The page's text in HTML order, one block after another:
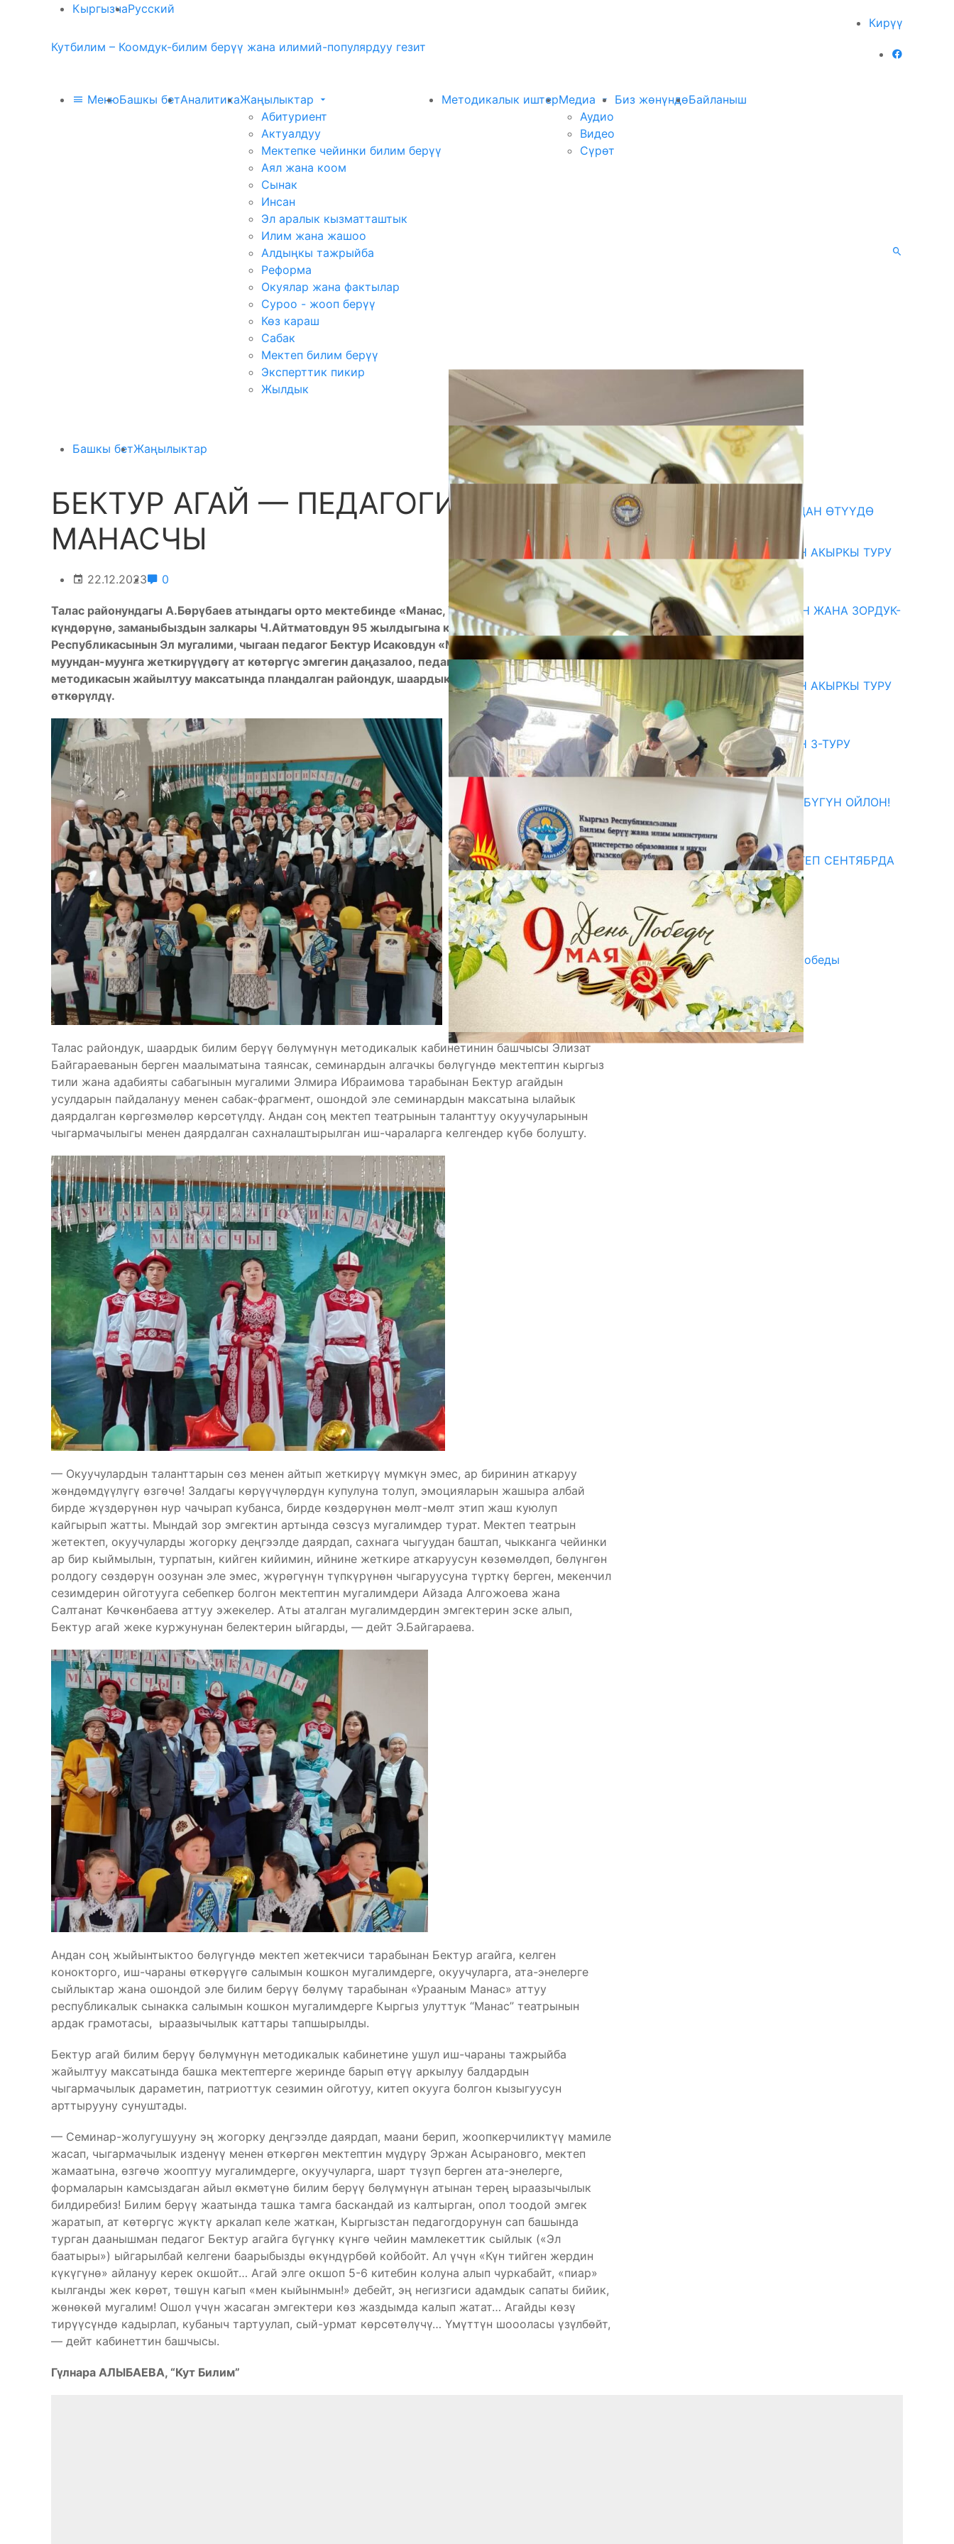
КыргызчаРусский
Кирүү
Кутбилим – Коомдук-билим берүү жана илимий-популярдуу гезит
МенюБашкы бетАналитикаЖаңылыктар
Абитуриент
Актуалдуу
Мектепке чейинки билим берүү
Аял жана коом
Сынак
Инсан
Эл аралык кызматташтык
Илим жана жашоо
Алдыңкы тажрыйба
Реформа
Окуялар жана фактылар
Суроо - жооп берүү
Көз караш
Сабак
Мектеп билим берүү
Эксперттик пикир
Жылдык
Методикалык иштерМедиа
Аудио
Видео
Сүрөт
Биз жөнүндөБайланыш
Башкы бетЖаңылыктар
БЕКТУР АГАЙ — ПЕДАГОГИКАДАГЫ
МАНАСЧЫ
22.12.2023 0
Талас районундагы А.Бөрүбаев атындагы орто мектебинде «Манас, Улуттук адабият»
күндөрүнө, заманыбыздын залкары Ч.Айтматовдун 95 жылдыгына карата жана Кыргыз
Республикасынын Эл мугалими, чыгаан педагог Бектур Исаковдун «Манас» эпосун жайылтуу,
муундан-муунга жеткирүүдөгү ат көтөргүс эмгегин даңазалоо, педагогикалык ишмердүүлүгүн,
методикасын жайылтуу максатында пландалган райондук, шаардык семинар-жолугушуу
өткөрүлдү.
Талас райондук, шаардык билим берүү бөлүмүнүн методикалык кабинетинин башчысы Элизат
Байгараеванын берген маалыматына таянсак, семинардын алгачкы бөлүгүндө мектептин кыргыз
тили жана адабияты сабагынын мугалими Элмира Ибраимова тарабынан Бектур агайдын
усулдарын пайдалануу менен сабак-фрагмент, ошондой эле семинардын максатына ылайык
даярдалган көргөзмөлөр көрсөтүлдү. Андан соң мектеп театрынын таланттуу окуучуларынын
чыгармачылыгы менен даярдалган сахналаштырылган иш-чараларга келгендер күбө болушту.
— Окуучулардын таланттарын сөз менен айтып жеткирүү мүмкүн эмес, ар биринин аткаруу
жөндөмдүүлүгү өзгөчө! Залдагы көрүүчүлөрдүн купулуна толуп, эмоцияларын жашыра албай
бирде жүздөрүнөн нур чачырап кубанса, бирде көздөрүнөн мөлт-мөлт этип жаш куюлуп
кайгырып жатты. Мындай зор эмгектин артында сөзсүз мугалимдер турат. Мектеп театрын
жетектеп, окуучуларды жогорку деңгээлде даярдап, сахнага чыгуудан баштап, чыкканга чейинки
ар бир кыймылын, турпатын, кийген кийимин, ийнине жеткире аткаруусун көзөмөлдөп, бөлүнгөн
ролдогу сөздөрүн оозунан эле эмес, жүрөгүнүн түпкүрүнөн чыгаруусуна түрткү берген, мекенчил
сезимдерин ойготууга себепкер болгон мектептин мугалимдери Айзада Алгожоева жана
Салтанат Көчкөнбаева аттуу эжекелер. Аты аталган мугалимдердин эмгектерин эске алып,
Бектур агай жеке куржунунан белектерин ыйгарды, — дейт Э.Байгараева.
Андан соң жыйынтыктоо бөлүгүндө мектеп жетекчиси тарабынан Бектур агайга, келген
конокторго, иш-чараны өткөрүүгө салымын кошкон мугалимдерге, окуучуларга, ата-энелерге
сыйлыктар жана ошондой эле билим берүү бөлүмү тарабынан «Урааным Манас» аттуу
республикалык сынакка салымын кошкон мугалимдерге Кыргыз улуттук “Манас” театрынын
ардак грамотасы, ыраазычылык каттары тапшырылды.
Бектур агай билим берүү бөлүмүнүн методикалык кабинетине ушул иш-чараны тажрыйба
жайылтуу максатында башка мектептерге жеринде барып өтүү аркылуу балдардын
чыгармачылык дараметин, патриоттук сезимин ойготуу, китеп окууга болгон кызыгуусун
арттырууну сунуштады.
— Семинар-жолугушууну эң жогорку деңгээлде даярдап, маани берип, жоопкерчиликтүү мамиле
жасап, чыгармачылык изденүү менен өткөргөн мектептин мүдүрү Эржан Асырановго, мектеп
жамаатына, өзгөчө жооптуу мугалимдерге, окуучуларга, шарт түзүп берген ата-энелерге,
формаларын камсыздаган айыл өкмөтүнө билим берүү бөлүмүнүн атынан терең ыраазычылык
билдиребиз! Билим берүү жаатында ташка тамга баскандай из калтырган, опол тоодой эмгек
жаратып, ат көтөргүс жүктү аркалап келе жаткан, Кыргызстан педагогдорунун сап башында
турган даанышман педагог Бектур агайга бүгүнкү күнгө чейин мамлекеттик сыйлык («Эл
баатыры») ыйгарылбай келгени баарыбызды өкүндүрбөй койбойт. Ал үчүн «Күн тийген жердин
күкүгүнө» айлануу керек окшойт… Агай элге окшоп 5-6 китебин колуна алып чуркабайт, «пиар»
кылганды жек көрөт, төшүн кагып «мен кыйынмын!» дебейт, эң негизгиси адамдык сапаты бийик,
жөнөкөй мугалим! Ошол үчүн жасаган эмгектери көз жаздымда калып жатат… Агайды көзү
тирүүсүндө кадырлап, кубаныч тартуулап, сый-урмат көрсөтөлүчү… Үмүттүн шоооласы үзүлбөйт,
— дейт кабинеттин башчысы.
Гүлнара АЛЫБАЕВА, “Кут Билим”
Акыркы жаңылыктар
199 ТРЕНЕР МУГАЛИМ ОКУУДАН ӨТҮҮДӨ
10.08.2026
ЖОЖДОРГО КАБЫЛ АЛУУНУН АКЫРКЫ ТУРУ
СТАРТ АЛДЫ
10.08.2026
ГЕНДЕРДИК БАСМЫРЛООДОН ЖАНА ЗОРДУК-
ЗОМБУЛУКТАН КОРГОО
07.08.2026
Абитуриент
ЖОЖДОРГО КАБЫЛ АЛУУНУН АКЫРКЫ ТУРУ
СТАРТ АЛДЫ
10.08.2026
ЖОЖДОРГО КАБЫЛ АЛУУНУН 3-ТУРУ
БАШТАЛДЫ
27.07.2026
ӨЗҮҢДҮН КЕЛЕЧЕГИҢ ҮЧҮН БҮГҮН ОЙЛОН!
20.07.2026
Медиа
СУЗАКТА 750 ОРУНДУУ МЕКТЕП СЕНТЯБРДА
ПАЙДАЛАНУУГА БЕРИЛЕТ
07.08.2025
Улуу Жеңиштин жандуу сөзү
29.04.2025
Награды в преддверии Дня Победы
29.04.2025